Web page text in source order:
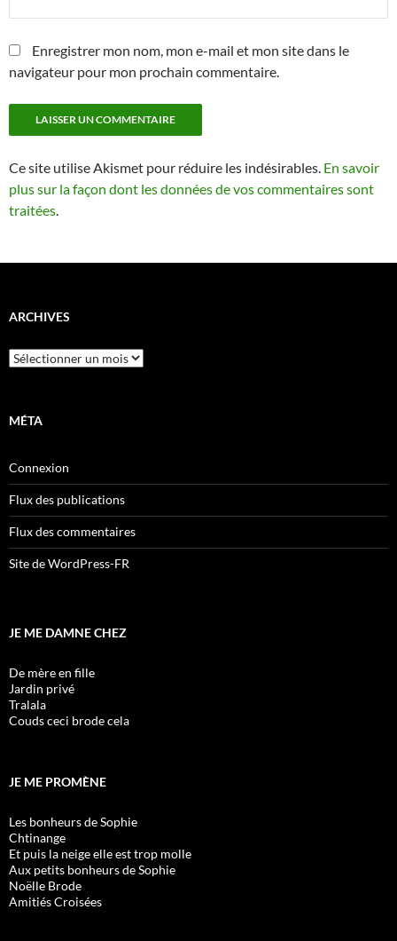
Enregistrer mon nom, mon e-mail et mon site dans le
navigateur pour mon prochain commentaire.
Ce site utilise Akismet pour réduire les indésirables. En savoir
plus sur la façon dont les données de vos commentaires sont
traitées.
ARCHIVES
Archives
MÉTA
Connexion
Flux des publications
Flux des commentaires
Site de WordPress-FR
JE ME DAMNE CHEZ
De mère en fille
Jardin privé
Tralala
Couds ceci brode cela
JE ME PROMÈNE
Les bonheurs de Sophie
Chtinange
Et puis la neige elle est trop molle
Aux petits bonheurs de Sophie
Noëlle Brode
Amitiés Croisées